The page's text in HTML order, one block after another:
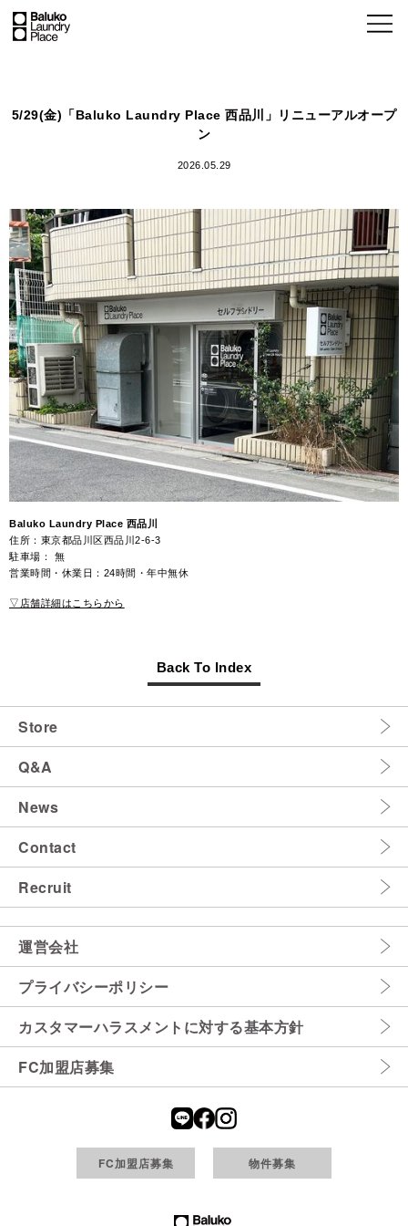
5/29(金)「Baluko Laundry Place 西品川」リニューアルオープ
ン
2026.05.29
Baluko Laundry Place 西品川
住所：東京都品川区西品川2-6-3
駐車場： 無
営業時間・休業日：24時間・年中無休​​
▽店舗詳細はこちらから
Back To Index
Store
Q&A
News
Contact
Recruit
運営会社
プライバシーポリシー
カスタマーハラスメントに対する基本方針
FC加盟店募集
FC加盟店募集 物件募集